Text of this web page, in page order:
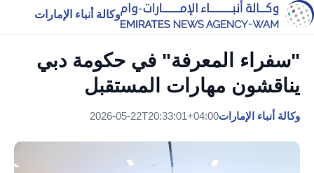
وكالة أنباء الإمارات
"سفراء المعرفة" في حكومة دبي
يناقشون مهارات المستقبل
وكالة أنباء الإمارات2026-05-22T20:33:01+04:00